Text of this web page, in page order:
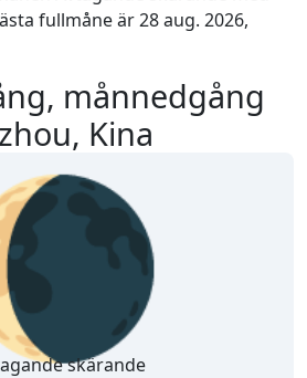
månnedgång
Kina
fullmåne är 28 aug. 2026,
skärande